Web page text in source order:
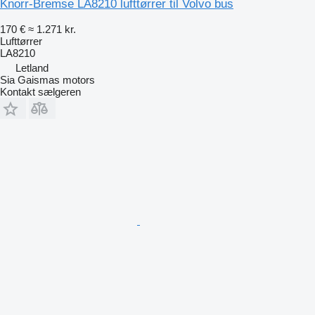
Knorr-Bremse LA8210 lufttørrer til Volvo bus
170 € ≈ 1.271 kr.
Lufttørrer
LA8210
Letland
Sia Gaismas motors
Kontakt sælgeren